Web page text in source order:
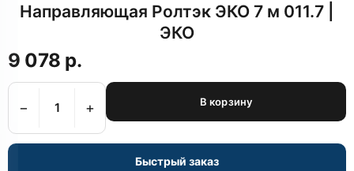
Направляющая Ролтэк ЭКО 7 м 011.7 |
ЭКО
9 078 р.
− + В корзину
Быстрый заказ